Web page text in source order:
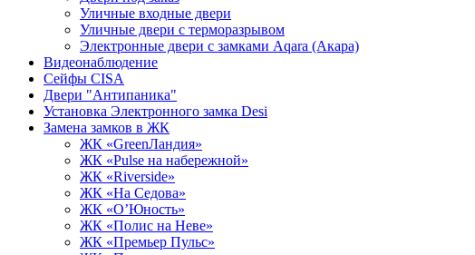
Уличные входные двери
Уличные двери с терморазрывом
Электронные двери с замками Aqara (Акара)
Видеонаблюдение
Сейфы CISA
Двери "Антипаника"
Установка Электронного замка Desi
Замена замков в ЖК
ЖК «GreenЛандия»
ЖК «Pulse на набережной»
ЖК «Riverside»
ЖК «На Седова»
ЖК «О’Юность»
ЖК «Полис на Неве»
ЖК «Премьер Пульс»